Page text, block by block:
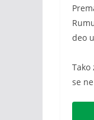
deo
Tako
se